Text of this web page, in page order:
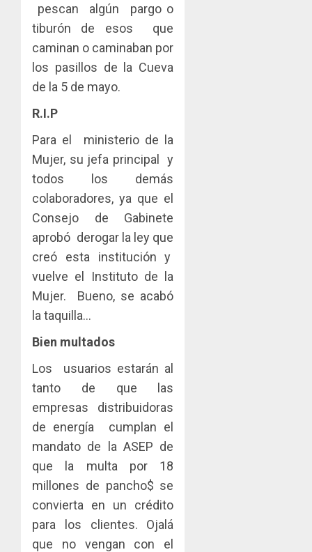
pescan algún pargo o
tiburón de esos que
caminan o caminaban por
los pasillos de la Cueva
de la 5 de mayo.
R.I.P
Para el ministerio de la
Mujer, su jefa principal y
todos los demás
colaboradores, ya que el
Consejo de Gabinete
aprobó derogar la ley que
creó esta institución y
vuelve el Instituto de la
Mujer. Bueno, se acabó
la taquilla…
Bien multados
Los usuarios estarán al
tanto de que las
empresas distribuidoras
de energía cumplan el
mandato de la ASEP de
que la multa por 18
millones de pancho$ se
convierta en un crédito
para los clientes. Ojalá
que no vengan con el